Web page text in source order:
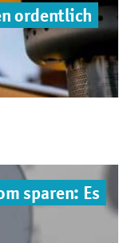
ordentlich
sparen: Es